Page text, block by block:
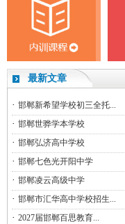
最新文章
· 邯郸新希望学校初三全托...
· 邯郸世骅学本学校
· 邯郸弘济高中学校
· 邯郸七色光开阳中学
· 邯郸凌云高级中学
· 邯郸市汇华高中学校招生...
· 2027届邯郸百思教育...